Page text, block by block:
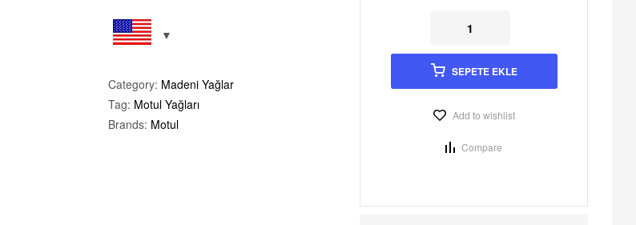
Category: Madeni Yağlar
Tag: Motul Yağları
Brands: Motul
SEPETE EKLE
Add to wishlist
Compare